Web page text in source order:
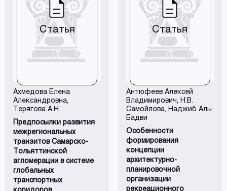
Статья
Ахмедова Елена
Александровна,
Терягова А.Н.
Предпосылки развития
межрегиональных
транзитов Самарско-
Тольяттинской
агломерации в системе
глобальных
транспортных
коридоров
Статья
Антюфеев Алексей
Владимирович, Н.В.
Самойлова, Наджиб Аль-
Бадви
Особенности
формирования
концепции
архитектурно-
планировочной
организации
рекреационного